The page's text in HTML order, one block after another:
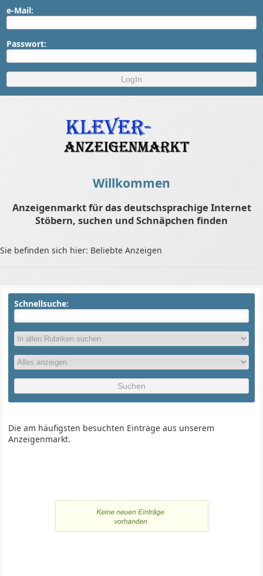
e-Mail:
Passwort:
Willkommen
Anzeigenmarkt für das deutschsprachige Internet
Stöbern, suchen und Schnäpchen finden
Sie befinden sich hier: Beliebte Anzeigen
Schnellsuche:
Die am häufigsten besuchten Einträge aus unserem
Anzeigenmarkt.